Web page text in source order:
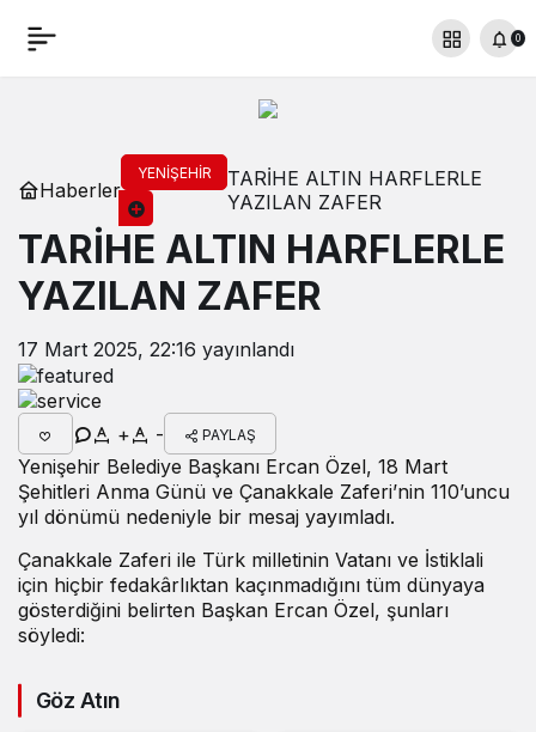
0
Haberler
YENIŞEHIR
TARİHE ALTIN HARFLERLE
YAZILAN ZAFER
TARİHE ALTIN HARFLERLE
YAZILAN ZAFER
17 Mart 2025, 22:16 yayınlandı
+ - PAYLAŞ
Yenişehir Belediye Başkanı Ercan Özel, 18 Mart
Şehitleri Anma Günü ve Çanakkale Zaferi’nin 110’uncu
yıl dönümü nedeniyle bir mesaj yayımladı.
Çanakkale Zaferi ile Türk milletinin Vatanı ve İstiklali
için hiçbir fedakârlıktan kaçınmadığını tüm dünyaya
gösterdiğini belirten Başkan Ercan Özel, şunları
söyledi:
Göz Atın